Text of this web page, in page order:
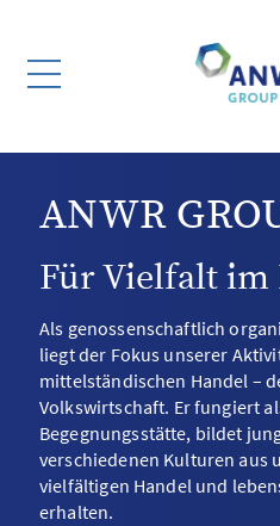
ANWR
Für Vielfalt im
Als genossenschaftlich
liegt der Fokus unserer
mittelständischen Handel –
Volkswirtschaft. Er fungiert
Begegnungsstätte, bildet
verschiedenen Kulturen aus
vielfältigen Handel und
erhalten.